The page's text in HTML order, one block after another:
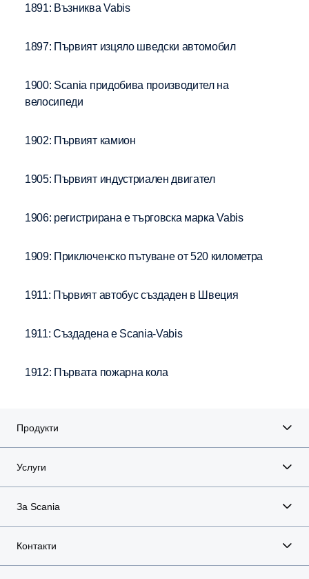
1891: Възниква Vabis
1897: Първият изцяло шведски автомобил
1900: Scania придобива производител на
велосипеди
1902: Първият камион
1905: Първият индустриален двигател
1906: регистрирана е търговска марка Vabis
1909: Приключенско пътуване от 520 километра
1911: Първият автобус създаден в Швеция
1911: Създадена е Scania-Vabis
1912: Първата пожарна кола
Продукти
Услуги
За Scania
Контакти